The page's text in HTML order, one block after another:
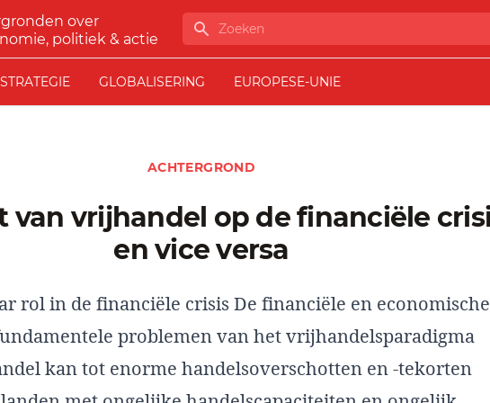
over
politiek & actie
Zoeken
STRATEGIE GLOBALISERING EUROPESE-UNIE
ACHTERGROND
en vice versa
rol in de financiële crisis De financiële en economische
problemen van het vrijhandelsparadigma
kan tot enorme handelsoverschotten en -tekorten